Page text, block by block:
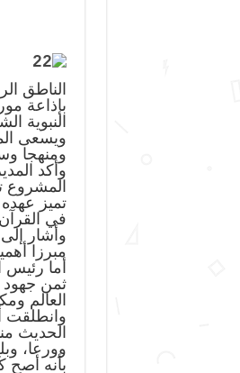
الناطق
بإذاعة
النبوية
ويسعى
ومنهجا
وأكد
المشروع
تميز
في
وأشار
مبرزا
أما رئيس
ثمن جهود
العالم
وانطلقت
وورعا،
بأنه أصح